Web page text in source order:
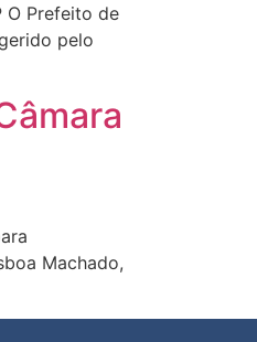
O Prefeito de
pelo
Machado,